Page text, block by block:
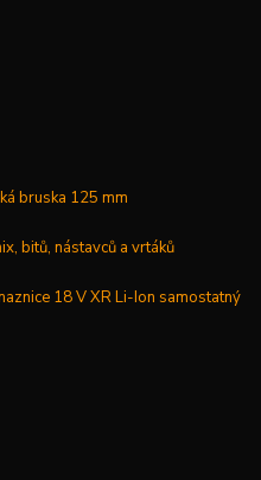
bruska 125 mm
bitů, nástavců a vrtáků
18 V XR Li-Ion samostatný